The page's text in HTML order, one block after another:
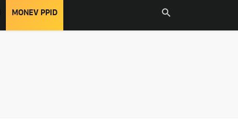
MONEV PPID